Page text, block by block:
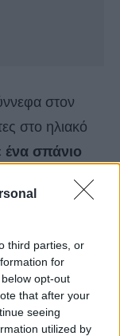
third parties, or
for
opt-out
that after your
seeing
utilized by
στον
στο ηλιακό
ένα σπάνιο